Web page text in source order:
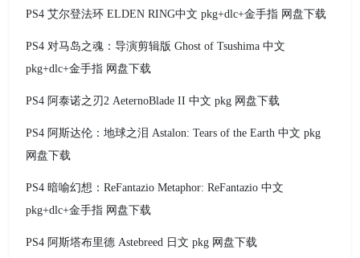
PS4 艾尔登法环 ELDEN RING中文 pkg+dlc+金手指 网盘下载
PS4 对马岛之魂：导演剪辑版 Ghost of Tsushima 中文
pkg+dlc+金手指 网盘下载
PS4 阿泰诺之刃2 AeternoBlade II 中文 pkg 网盘下载
PS4 阿斯达伦：地球之泪 Astalon: Tears of the Earth 中文 pkg
网盘下载
PS4 暗喻幻想：ReFantazio Metaphor: ReFantazio 中文
pkg+dlc+金手指 网盘下载
PS4 阿斯塔布里德 Astebreed 日文 pkg 网盘下载